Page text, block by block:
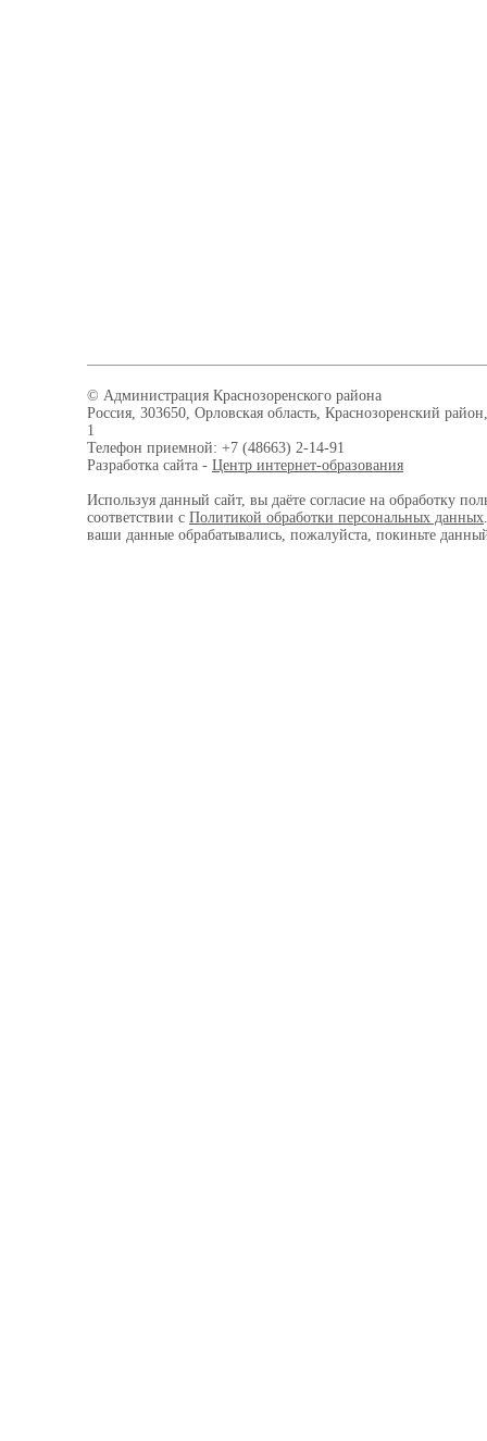
© Администрация Краснозоренского района
Россия, 303650, Орловская область, Краснозоренский
1
Телефон приемной: +7 (48663) 2-14-91
Разработка сайта - Центр интернет-образования
Используя данный сайт, вы даёте согласие на обработку
соответствии с Политикой обработки персональных данных
ваши данные обрабатывались, пожалуйста, покиньте